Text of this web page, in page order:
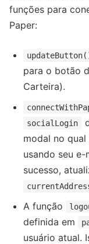
funções para
Paper:
para o botão
Carteira).
socialLogin
modal no
usando seu
sucesso,
A função
definida em
usuário atual.